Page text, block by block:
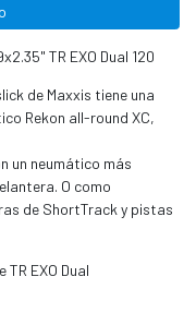
TR EXO Dual 120
de Maxxis tiene una
Rekon all-round XC,
un neumático más
O como
de ShortTrack y pistas
EXO Dual